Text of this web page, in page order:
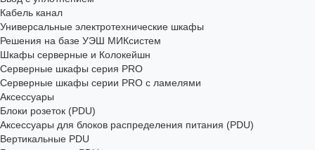
Кабель канал
Универсальные электротехнические шкафы
Решения на базе УЭШ МИКсистем
Шкафы серверные и Колокейшн
Серверные шкафы серия PRO
Серверные шкафы серии PRO с ламелями
Аксессуары
Блоки розеток (PDU)
Аксессуары для блоков распределения питания (PDU)
Вертикальные PDU